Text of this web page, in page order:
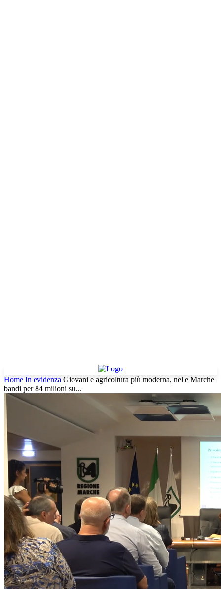
Home In evidenza Giovani e agricoltura più moderna, nelle Marche
bandi per 84 milioni su...